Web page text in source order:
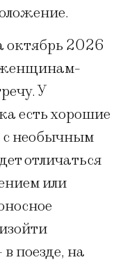
октябрь 2026
женщинам-
У
есть хорошие
необычным
отличаться
или
поезде, на